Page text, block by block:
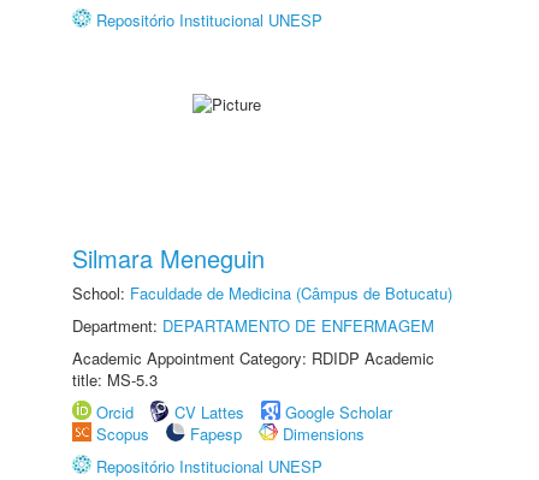
Repositório Institucional UNESP
Silmara Meneguin
School: Faculdade de Medicina (Câmpus de Botucatu)
Department: DEPARTAMENTO DE ENFERMAGEM
Academic Appointment Category: RDIDP Academic
title: MS-5.3
Orcid
CV Lattes
Google Scholar
Scopus
Fapesp
Dimensions
Repositório Institucional UNESP